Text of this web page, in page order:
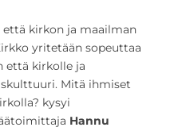
että kirkon ja maailman
yritetään sopeuttaa
että kirkolle ja
Mitä ihmiset
kysyi
Hannu